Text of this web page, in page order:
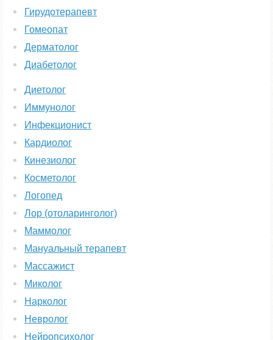
Гирудотерапевт
Гомеопат
Дерматолог
Диабетолог
Диетолог
Иммунолог
Инфекционист
Кардиолог
Кинезиолог
Косметолог
Логопед
Лор (отоларинголог)
Маммолог
Мануальный терапевт
Массажист
Миколог
Нарколог
Невролог
Нейропсихолог